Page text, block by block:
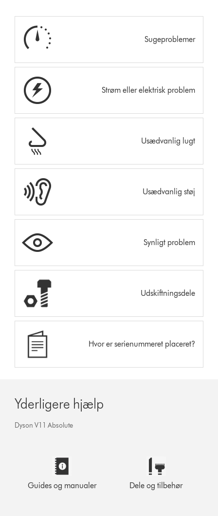
Sugeproblemer
Strøm eller elektrisk problem
Usædvanlig lugt
Usædvanlig støj
Synligt problem
Udskiftningsdele
Hvor er serienummeret placeret?
Yderligere hjælp
Dyson V11 Absolute
Guides og manualer Dele og tilbehør